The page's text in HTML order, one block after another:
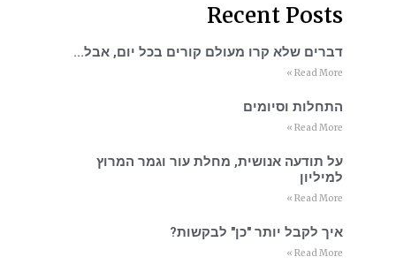
Recent Posts
דברים שלא קרו מעולם קורים בכל יום, אבל…
Read More »
התחלות וסיומים
Read More »
על תודעה אנושית, מחלת עור וגמר המרוץ
למיליון
Read More »
איך לקבל יותר "כן" לבקשות?
Read More »